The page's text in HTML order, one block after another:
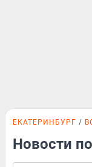
ЕКАТЕРИНБУРГ
Новости